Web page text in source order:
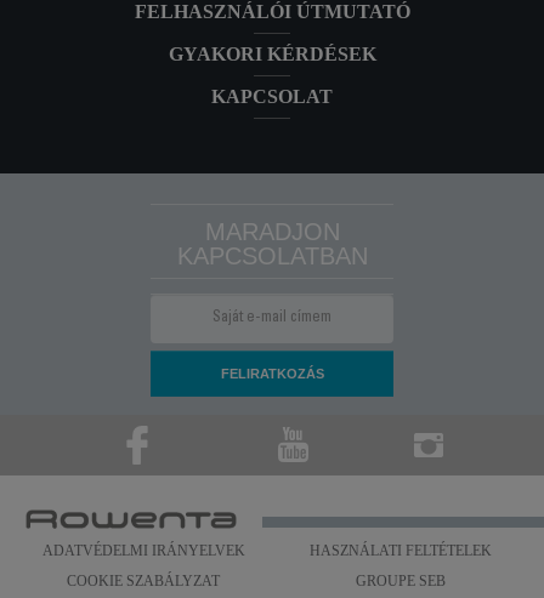
FELHASZNÁLÓI ÚTMUTATÓ
GYAKORI KÉRDÉSEK
KAPCSOLAT
MARADJON
KAPCSOLATBAN
ADATVÉDELMI IRÁNYELVEK
HASZNÁLATI FELTÉTELEK
COOKIE SZABÁLYZAT
GROUPE SEB